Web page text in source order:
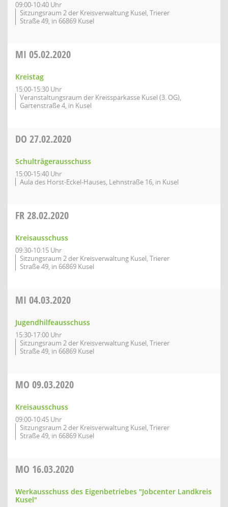
09:00-10:40 Uhr
Sitzungsraum 2 der Kreisverwaltung Kusel, Trierer
Straße 49, in 66869 Kusel
MI 05.02.2020
Kreistag
15:00-15:30 Uhr
Veranstaltungsraum der Kreissparkasse Kusel (3. OG),
Gartenstraße 4, in Kusel
DO 27.02.2020
Schulträgerausschuss
15:00-15:40 Uhr
Aula des Horst-Eckel-Hauses, Lehnstraße 16, in Kusel
FR28.02.2020
Kreisausschuss
09:30-10:15 Uhr
Sitzungsraum 2 der Kreisverwaltung Kusel, Trierer
Straße 49, in 66869 Kusel
MI 04.03.2020
Jugendhilfeausschuss
15:30-17:00 Uhr
Sitzungsraum 2 der Kreisverwaltung Kusel, Trierer
Straße 49, in 66869 Kusel
MO 09.03.2020
Kreisausschuss
09:00-10:45 Uhr
Sitzungsraum 2 der Kreisverwaltung Kusel, Trierer
Straße 49, in 66869 Kusel
MO 16.03.2020
Werkausschuss des Eigenbetriebes "Jobcenter Landkreis
Kusel"